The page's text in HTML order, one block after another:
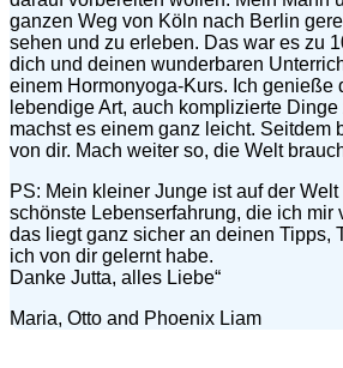
ganzen Weg von Köln nach Berlin
sehen und zu erleben. Das war es zu
dich und deinen wunderbaren
einem Hormonyoga-Kurs. Ich genieße
lebendige Art, auch komplizierte
machst es einem ganz leicht. Seitdem
von dir. Mach weiter so, die Welt
PS: Mein kleiner Junge ist auf der
schönste Lebenserfahrung, die ich mir
das liegt ganz sicher an deinen Tipps,
ich von dir gelernt habe.
Danke Jutta, alles Liebe“
Maria, Otto and Phoenix Liam